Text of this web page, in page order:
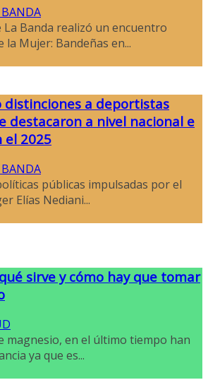
La Banda realizó un encuentro
la Mujer: Bandeñas en...
distinciones a deportistas
destacaron a nivel nacional e
el 2025
públicas impulsadas por el
Elías Nediani...
sirve y cómo hay que tomar
magnesio, en el último tiempo han
ya que es...